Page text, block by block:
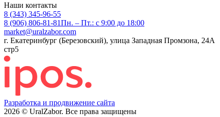
Наши контакты
8 (343) 345-96-55
8 (906) 806-81-81Пн. – Пт.: с 9:00 до 18:00
market@uralzabor.com
г. Екатеринбург (Березовский), улица Западная Промзона, 24А
стр5
Разработка и продвижение сайта
2026 © UralZabor. Все права защищены